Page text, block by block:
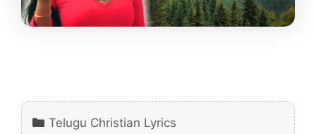
Categories
Telugu Christian Lyrics